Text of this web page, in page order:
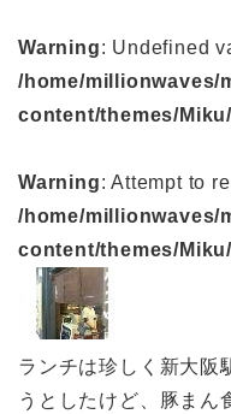
Warning: Undefined
/home/millionwaves/
content/themes/
Warning: Attempt to
/home/millionwaves/
content/themes/
ランチは珍しく新大阪
うとしたけど、豚まん